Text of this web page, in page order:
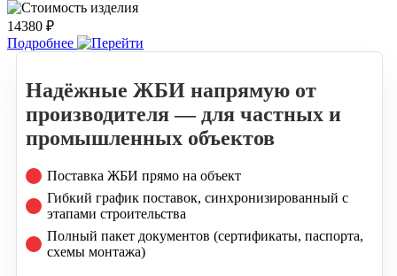
14380 ₽
Подробнее
Надёжные ЖБИ напрямую от
производителя — для частных и
промышленных объектов
Поставка ЖБИ прямо на объект
Гибкий график поставок, синхронизированный с
этапами строительства
Полный пакет документов (сертификаты, паспорта,
схемы монтажа)